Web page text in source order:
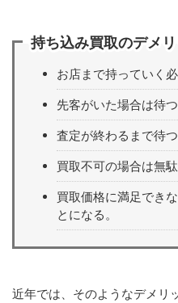
持ち込み買取のデメリ
お店まで持っていく必
先客がいた場合は待つ
査定が終わるまで待つ
買取不可の場合は無駄
買取価格に満足でき
とになる。
近年では、そのようなデメリ